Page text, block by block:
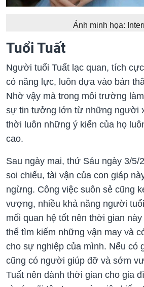
Ảnh minh họa:
Tuổi Tuất
Người tuổi Tuất lạc quan, tích
có năng lực, luôn dựa vào bản
Nhờ vậy mà trong môi trường
sự tin tưởng lớn từ những người
thời luôn những ý kiến của họ
cao.
Sau ngày mai, thứ Sáu ngày 3/5/
soi chiếu, tài vận của con giáp
ngừng. Công việc suôn sẻ cũng
vượng, nhiều khả năng người
mối quan hệ tốt nên thời gian
thể tìm kiếm những vận may và
cho sự nghiệp của mình. Nếu có
cũng có người giúp đỡ và sớm
Tuất nên dành thời gian cho gia